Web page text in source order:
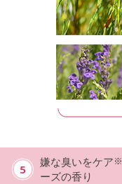
5
嫌な臭いをケア※
ーズの香り